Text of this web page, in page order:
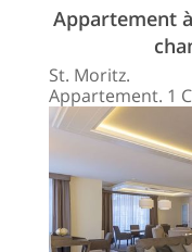
Appartement
St. Moritz.
Appartement. 1